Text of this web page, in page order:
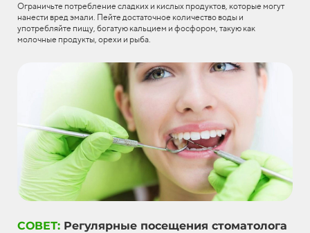
Ограничьте потребление сладких и кислых продуктов, которые могут
нанести вред эмали. Пейте достаточное количество воды и
употребляйте пищу, богатую кальцием и фосфором, такую как
молочные продукты, орехи и рыба.
СОВЕТ: Регулярные посещения стоматолога